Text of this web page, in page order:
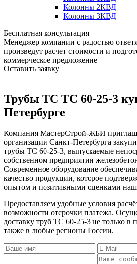
Колонны 2КВД
Колонны 3КВД
Бесплатная консультация
Менеджер компании с радостью
произведут расчет стоимости и
коммерческое предложение
Оставить заявку
Трубы ТС ТС 60-25-3
Петербурге
Компания МастерСтрой-ЖБИ
организации Санкт-Петербурга
трубы ТС 60-25-3, выпускаемые
собственном предприятии
Современное оборудование
качество продукции, которое
опытом и позитивными оценками
Предоставляем удобные условия
возможности отсрочки платежа.
доставку труб ТС 60-25-3 не только в
также в любые регионы России.